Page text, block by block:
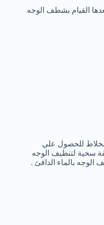
لمدة 10 دقائق بعدها القيام بشطف الوجه
للحصول علي
سخية لتنظيف الوجه